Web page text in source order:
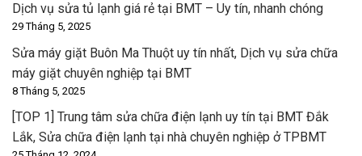
Dịch vụ sửa tủ lạnh giá rẻ tại BMT – Uy tín, nhanh chóng
29 Tháng 5, 2025
Sửa máy giặt Buôn Ma Thuột uy tín nhất, Dịch vụ sửa chữa
máy giặt chuyên nghiệp tại BMT
8 Tháng 5, 2025
[TOP 1] Trung tâm sửa chữa điện lạnh uy tín tại BMT Đắk
Lắk, Sửa chữa điện lạnh tại nhà chuyên nghiệp ở TPBMT